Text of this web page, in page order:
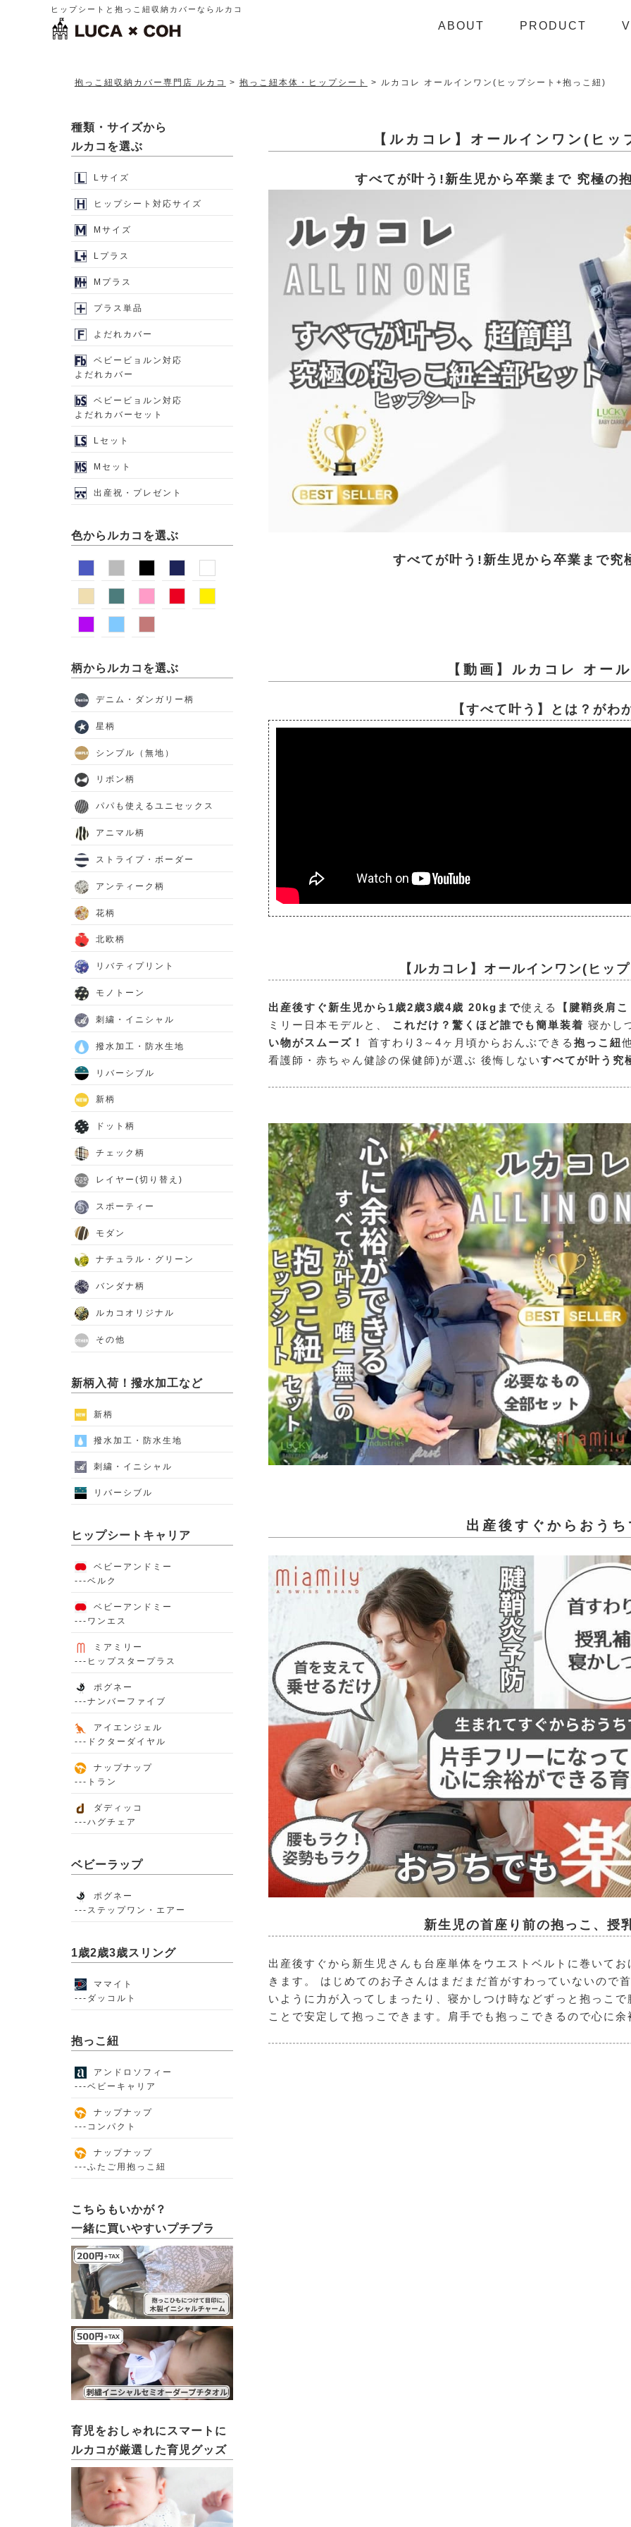
ヒップシートと抱っこ紐収納カバーならルカコ
ABOUT PRODUCT
抱っこ紐収納カバー専門店 ルカコ 抱っこ紐本体・ヒップシート ルカコレ オールインワン(ヒップシート+抱っこ紐)
【ルカコレ】オールインワン (ヒッ
すべてが叶う!新生児から卒業まで 究極の
すべてが叶う!新生児から卒業まで究
【動画】ルカコレ オー
【すべて叶う】とは？がわ
【ルカコレ】オールインワン(ヒッ
出産後すぐ新生児から1歳2歳3歳4歳 20kgまで使える
【腱鞘炎肩
ミリー日本モデルと、 これだけ？驚くほど誰でも簡単装着 寝かし
い物がスムーズ！
首すわり3～4ヶ月頃からおんぶできる 抱っこ紐
看護師・赤ちゃん健診の保健師)が選ぶ 後悔しないすべてが叶う究
出産後すぐからおう
新生児の首座り前の抱っこ、 授
出産後すぐから新生児さんも台座単体をウエストベルトに巻いて
きます。 はじめてのお子さんはまだまだ首がすわっていないので
いように力が入ってしまったり、寝かしつけ時などずっと抱っこ
ことで安定して抱っこできます。肩手でも抱っこできるので心に
種類・サイズから
ルカコを選ぶ
Lサイズ
ヒップシート対応サイズ
Mサイズ
Lプラス
Mプラス
プラス単品
よだれカバー
ベビービョルン対応
よだれカバー
ベビービョルン対応
よだれカバーセット
Lセット
Mセット
出産祝・プレゼント
色からルカコを選ぶ
柄からルカコを選ぶ
デニム・ダンガリー柄
星柄
シンプル（無地）
リボン柄
パパも使えるユニセックス
アニマル柄
ストライプ・ボーダー
アンティーク柄
花柄
北欧柄
リバティプリント
モノトーン
刺繍・イニシャル
撥水加工・防水生地
リバーシブル
新柄
ドット柄
チェック柄
レイヤー(切り替え)
スポーティー
モダン
ナチュラル・グリーン
バンダナ柄
ルカコオリジナル
その他
新柄入荷！撥水加工など
新柄
撥水加工・防水生地
刺繍・イニシャル
リバーシブル
ヒップシートキャリア
ベビーアンドミー
---ベルク
ベビーアンドミー
---ワンエス
ミアミリー
---ヒップスタープラス
ポグネー
---ナンバーファイブ
アイエンジェル
---ドクターダイヤル
ナップナップ
---トラン
ダディッコ
---ハグチェア
ベビーラップ
ポグネー
---ステップワン・エアー
1歳2歳3歳スリング
ママイト
---ダッコルト
抱っこ紐
アンドロソフィー
---ベビーキャリア
ナップナップ
---コンパクト
ナップナップ
---ふたご用抱っこ紐
こちらもいかが？
一緒に買いやすいプチプラ
育児をおしゃれにスマートに
ルカコが厳選した育児グッズ